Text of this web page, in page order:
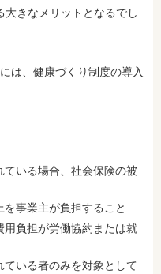
大きなメリットとなるでし
は、健康づくり制度の導入
いる場合、社会保険の被
事業主が負担すること
負担が労働協約または就
いる者のみを対象として